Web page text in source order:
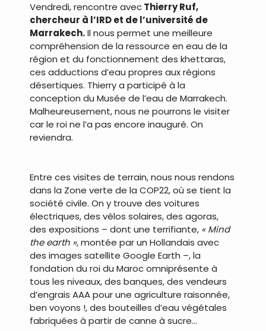
Vendredi, rencontre avecThierry Ruf,
chercheur à l’IRD et de l’université de
Marrakech.Il nous permet une meilleure
compréhension de la ressource en eau de la
région et du fonctionnement des khettaras,
ces adductions d’eau propres aux régions
désertiques. Thierry a participé à la
conception du Musée de l’eau de Marrakech.
Malheureusement, nous ne pourrons le visiter
car le roi ne l’a pas encore inauguré. On
reviendra.
Entre ces visites de terrain, nous nous rendons
dans la Zone verte de la COP22, où se tient la
société civile. On y trouve des voitures
électriques, des vélos solaires, des agoras,
des expositions – dont une terrifiante, « Mind
the earth », montée par un Hollandais avec
des images satellite Google Earth –, la
fondation du roi du Maroc omniprésente à
tous les niveaux, des banques, des vendeurs
d’engrais AAA pour une agriculture raisonnée,
ben voyons !, des bouteilles d’eau végétales
fabriquées à partir de canne à sucre…